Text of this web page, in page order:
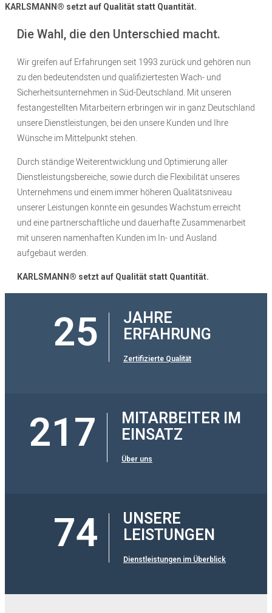
KARLSMANN® setzt auf Qualität statt Quantität.
Die Wahl, die den Unterschied macht.
Wir greifen auf Erfahrungen seit 1993 zurück und gehören nun
zu den bedeutendsten und qualifiziertesten Wach- und
Sicherheitsunternehmen in Süd-Deutschland. Mit unseren
festangestellten Mitarbeitern erbringen wir in ganz Deutschland
unsere Dienstleistungen, bei den unsere Kunden und Ihre
Wünsche im Mittelpunkt stehen.
Durch ständige Weiterentwicklung und Optimierung aller
Dienstleistungsbereiche, sowie durch die Flexibilität unseres
Unternehmens und einem immer höheren Qualitätsniveau
unserer Leistungen konnte ein gesundes Wachstum erreicht
und eine partnerschaftliche und dauerhafte Zusammenarbeit
mit unseren namenhaften Kunden im In- und Ausland
aufgebaut werden.
KARLSMANN® setzt auf Qualität statt Quantität.
25
JAHRE
ERFAHRUNG
Zertifizierte Qualität
217
MITARBEITER IM
EINSATZ
Über uns
74
UNSERE
LEISTUNGEN
Dienstleistungen im Überblick